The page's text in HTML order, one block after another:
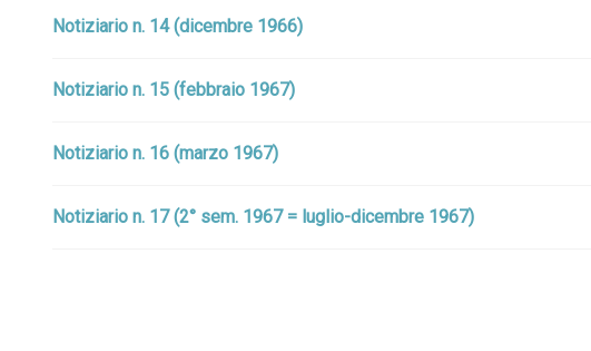
Notiziario n. 14 (dicembre 1966)
Notiziario n. 15 (febbraio 1967)
Notiziario n. 16 (marzo 1967)
Notiziario n. 17 (2° sem. 1967 = luglio-dicembre 1967)